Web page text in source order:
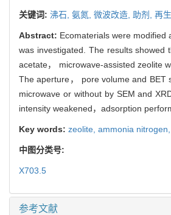
关键词: 沸石, 氨氮, 微波改造, 助剂, 再
Abstract: Ecomaterials were
was investigated. The results showed
acetate， microwave-assisted zeolite
The aperture， pore volume and BET
microwave or without by SEM and
intensity weakened，adsorption
Key words: zeolite, ammonia nitrogen,
中图分类号:
X703.5
参考文献